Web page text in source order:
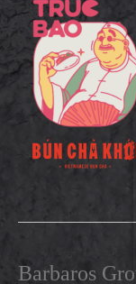
Barbaros